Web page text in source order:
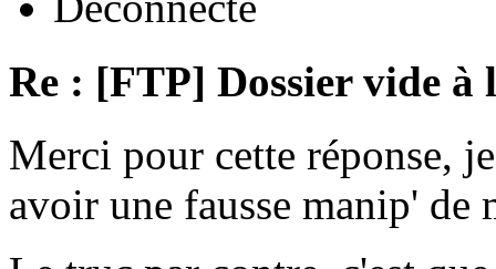
Re : [FTP] Dossier vide à
Merci pour cette réponse,
avoir une fausse manip'